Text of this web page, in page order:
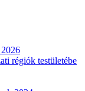
régiók testületébe